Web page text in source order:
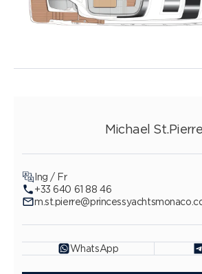
Michael St.Pierre
Ing / Fr
+33 640 61 88 46
WhatsApp